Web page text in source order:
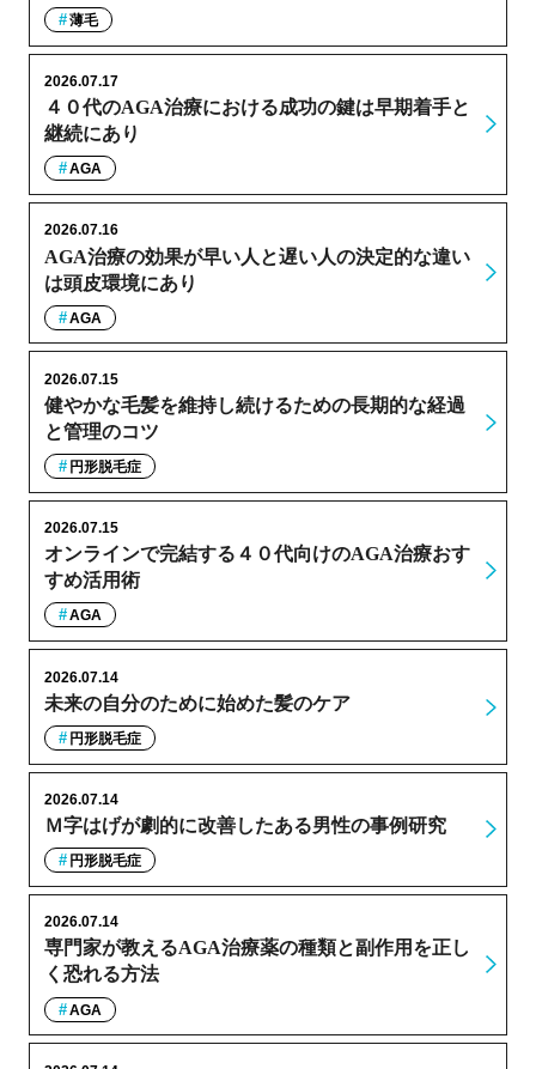
薄毛
４０代のAGA治療における成功の鍵は早期着手と
継続にあり
2026.07.17
AGA
AGA治療の効果が早い人と遅い人の決定的な違い
は頭皮環境にあり
2026.07.16
AGA
健やかな毛髪を維持し続けるための長期的な経過
と管理のコツ
2026.07.15
円形脱毛症
オンラインで完結する４０代向けのAGA治療おす
すめ活用術
2026.07.15
AGA
未来の自分のために始めた髪のケア
2026.07.14
円形脱毛症
Ｍ字はげが劇的に改善したある男性の事例研究
2026.07.14
円形脱毛症
専門家が教えるAGA治療薬の種類と副作用を正し
く恐れる方法
2026.07.14
AGA